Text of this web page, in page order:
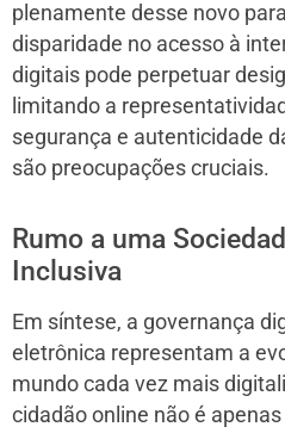
plenamente desse novo
disparidade no acesso à
digitais pode perpetuar
limitando a
segurança e autenticidade
são preocupações cruciais.
Rumo a uma
Inclusiva
Em síntese, a governança
eletrônica representam a
mundo cada vez mais
cidadão online não é